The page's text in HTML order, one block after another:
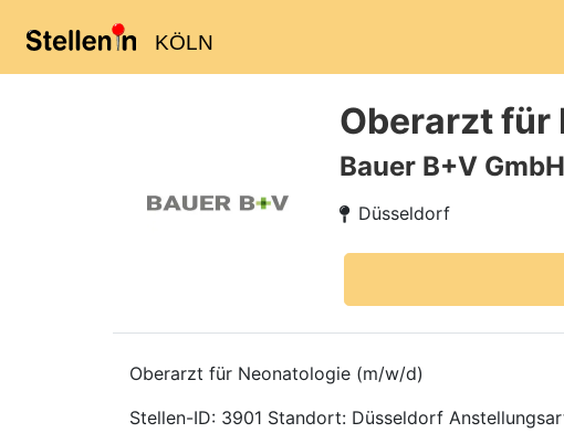
KÖLN
Oberarzt für
Bauer B+V
Düsseldorf
Oberarzt für Neonatologie (m/w/d)
Stellen-ID: 3901 Standort: Düsseldorf